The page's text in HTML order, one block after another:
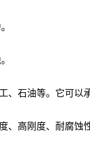
石油等。它可
高刚度、耐腐蚀